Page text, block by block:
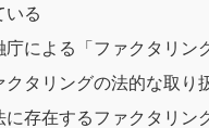
いる
庁による「ファクタリン
クタリングの法的な取り
に存在するファクタリン